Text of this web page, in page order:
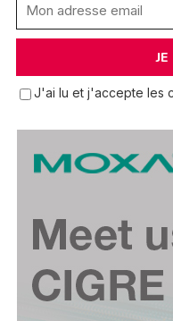
J'ai lu et j'accepte les